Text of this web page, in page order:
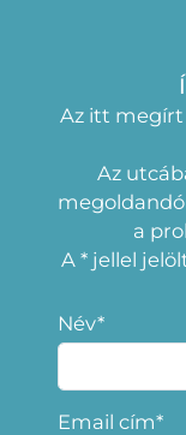
Az itt
Az
a
A * jellel
Név*
Email cím*